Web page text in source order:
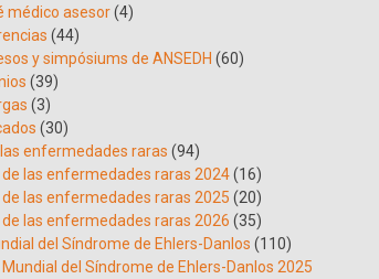
médico asesor(4)
(44)
y simpósiums de ANSEDH (60)
(39)
(3)
(30)
las enfermedades raras (94)
de las enfermedades raras 2024(16)
de las enfermedades raras 2025 (20)
de las enfermedades raras 2026 (35)
del Síndrome de Ehlers-Danlos (110)
Mundial del Síndrome de Ehlers-Danlos 2025